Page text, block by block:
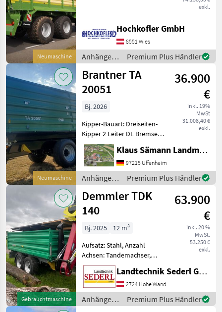
Neumaschine
exkl.
Häckselanhänger - 46m³
Fassungsvermögen - hydr.
Austragung - gelenkte Hin
Hochkofler GmbH
8551 Wies
Anhänger /
Krone
Premium Plus Händler
Neumaschine
Brantner TA
20051
36.900
€
inkl. 19%
MwSt
31.008,40 €
exkl.
Bj. 2026
Kipper-Bauart: Dreiseiten-
Kipper 2 Leiter DL Bremse
mit ALB, Abnehmbarer
Lampenschutz, autom.
Anhängekupplung, Öl und
Luft hinten, Planenaufbau
mit Rollplane, Bedien
Klaus Sämann Landmaschinen Fachbetrieb GmbH
97215 Uffenheim
Anhänger /
Brantner
Premium Plus Händler
Gebrauchtmaschine
Demmler TDK
140
63.900
€
inkl. 20 %
MwSt.
53.250 €
exkl.
Bj. 2025
12 m³
Aufsatz: Stahl, Anzahl
Achsen: Tandemachser,
Kipper-Bauart: Dreiseiten-
Kipper, Bremse:
Druckluftbremse, Pendel-
Bordwände, Typenschein,
Sattelstützwinde
Landtechnik Sederl GmbH
2724 Hohe Wand
Anhänger /
Demmler
Premium Plus Händler